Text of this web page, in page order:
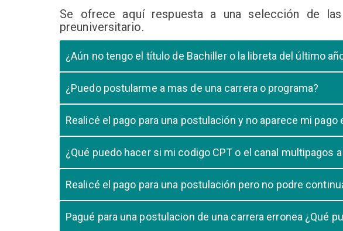
Se ofrece aquí respuesta a una selección de
preuniversitario.
¿Aún no tengo el título de Bachiller o la libreta del último
cursando el ultimo año.
¿Puedo postularme a mas de una carrera o programa?
Realicé el pago para una postulación y no aparece mi
pago, debe comunicarse con su unidad de admisión e indicar que no
¿Qué puedo hacer si mi codigo CPT o el canal multipagos
su postulación.
Realicé el pago para una postulación pero no podre
Pagué para una postulacion de una carrera erronea ¿Qué